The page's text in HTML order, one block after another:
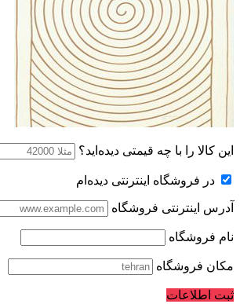
این کالا را با چه قیمتی دیده‌اید؟
در فروشگاه اینترنتی دیده‌ام
آدرس اینترنتی فروشگاه
نام فروشگاه
مکان فروشگاه
ثبت اطلاعات